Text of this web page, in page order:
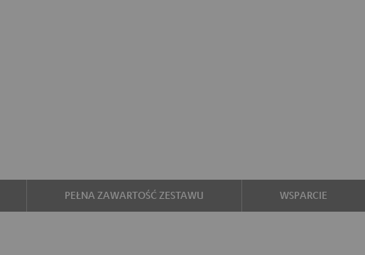
PEŁNA ZAWARTOŚĆ ZESTAWU WSPARCIE